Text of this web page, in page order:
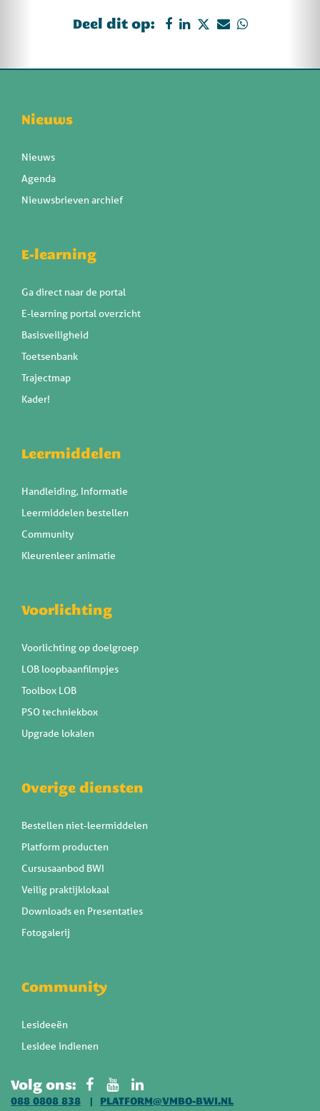
Deel dit op:
Nieuws
Nieuws
Agenda
Nieuwsbrieven archief
E-learning
Ga direct naar de portal
E-learning portal overzicht
Basisveiligheid
Toetsenbank
Trajectmap
Kader!
Leermiddelen
Handleiding, Informatie
Leermiddelen bestellen
Community
Kleurenleer animatie
Voorlichting
Voorlichting op doelgroep
LOB loopbaanfilmpjes
Toolbox LOB
PSO techniekbox
Upgrade lokalen
Overige diensten
Bestellen niet-leermiddelen
Platform producten
Cursusaanbod BWI
Veilig praktijklokaal
Downloads en Presentaties
Fotogalerij
Community
Lesideeën
Lesidee indienen
Volg ons:
088 0808 838
PLATFORM@VMBO-BWI.NL